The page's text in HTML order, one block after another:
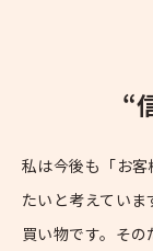
“
私は今後も「お
たいと考えてい
買い物です。その